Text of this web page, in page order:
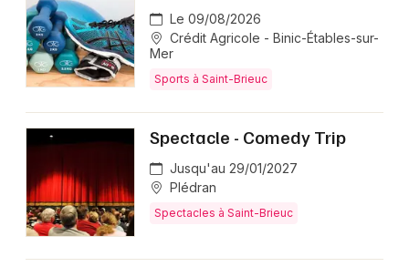
Le 09/08/2026
Crédit Agricole - Binic-Étables-sur-
Mer
Sports à Saint-Brieuc
Spectacle - Comedy Trip
Jusqu'au 29/01/2027
Plédran
Spectacles à Saint-Brieuc